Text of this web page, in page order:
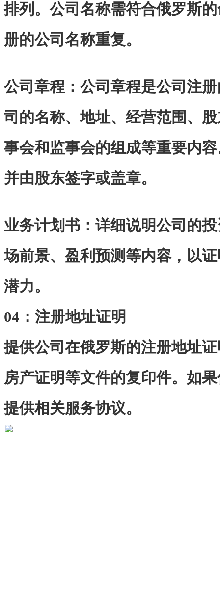
排列。公司名称需符合俄罗斯
册的公司名称重复。
公司章程：公司章程是公司注
司的名称、地址、经营范围、
事会和监事会的组成等重要内
并由股东签字或盖章。
业务计划书：详细说明公司的
场前景、盈利预测等内容，以
潜力。
04： 注册地址证明
提供公司在俄罗斯的注册地址
房产证明等文件的复印件。如
提供相关服务协议。